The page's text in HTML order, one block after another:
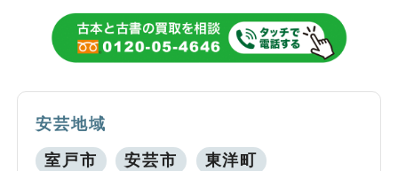
安芸地域
室戸市 安芸市 東洋町